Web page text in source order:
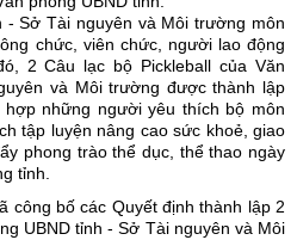
- Sở Tài nguyên và Môi trường môn
chức, viên chức, người lao động
2 Câu lạc bộ Pickleball của Văn
và Môi trường được thành lập
những người yêu thích bộ môn
tập luyện nâng cao sức khoẻ, giao
phong trào thể dục, thể thao ngày
tỉnh.
công bố các Quyết định thành lập 2
UBND tỉnh - Sở Tài nguyên và Môi